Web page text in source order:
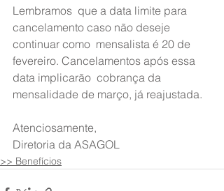
Lembramos  que a data limite para
cancelamento caso não deseje
continuar como  mensalista é 20 de
fevereiro. Cancelamentos após essa
data implicarão  cobrança da
mensalidade de março, já reajustada.
Atenciosamente,
Diretoria da ASAGOL
>> Benefícios